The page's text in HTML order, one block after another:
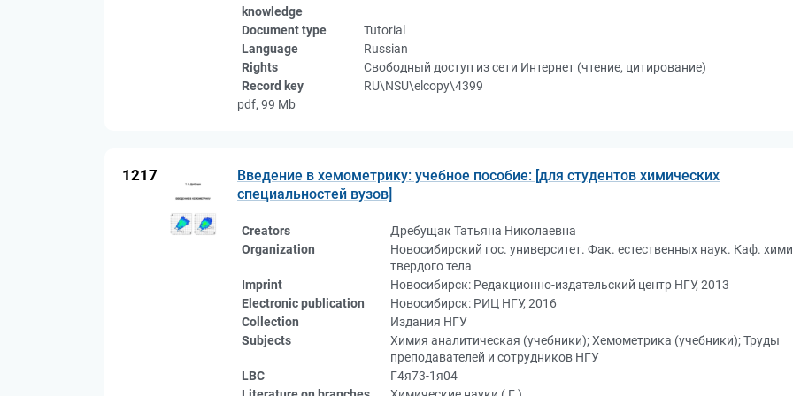
knowledge
Document type
Tutorial
Language
Russian
Rights
Свободный доступ из сети Интернет (чтение, цитирование)
Record key
RU\NSU\elcopy\4399
pdf, 99 Mb
1217
Введение в хемометрику: учебное пособие: [для студентов химических
специальностей вузов]
Creators
Дребущак Татьяна Николаевна
Organization
Новосибирский гос. университет. Фак. естественных наук. Каф.
твердого тела
Imprint
Новосибирск: Редакционно-издательский центр НГУ, 2013
Electronic publication
Новосибирск: РИЦ НГУ, 2016
Collection
Издания НГУ
Subjects
Химия аналитическая (учебники); Хемометрика (учебники); Труды
преподавателей и сотрудников НГУ
LBC
Г4я73-1я04